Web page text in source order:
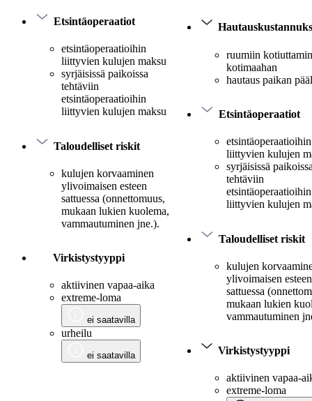
Etsintäoperaatiot
etsintäoperaatioihin
liittyvien kulujen maksu
syrjäisissä paikoissa
tehtäviin
etsintäoperaatioihin
liittyvien kulujen maksu
Taloudelliset riskit
kulujen korvaaminen
ylivoimaisen esteen
sattuessa (onnettomuus,
mukaan lukien kuolema,
vammautuminen jne.).
Virkistystyyppi
aktiivinen vapaa-aika
extreme-loma
ei saatavilla
urheilu
ei saatavilla
ruumiin
kotimaahan
hautaus paikan
Etsintäoperaatiot
etsintäoperaatioihin
liittyvien kulujen
syrjäisissä
tehtäviin
etsintäoperaatioihin
liittyvien kulujen
Taloudelliset riskit
kulujen
ylivoimaisen esteen
sattuessa
mukaan lukien
vammautuminen
Virkistystyyppi
aktiivinen vapaa-
extreme-loma